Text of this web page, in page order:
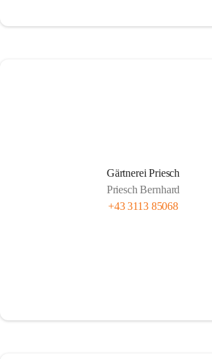
Gärtnerei Priesch
Priesch Bernhard
+43 3113 85068